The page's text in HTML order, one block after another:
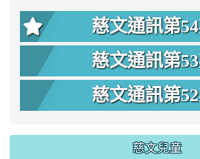
慈文通訊第
慈文通訊第
慈文通訊第
慈文兒童